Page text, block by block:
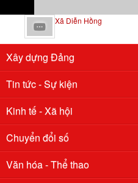
Xã Diễn Hồng
Xây dựng Đảng
Tin tức - Sự kiện
Kinh tế - Xã hội
Chuyển đổi số
Văn hóa - Thể thao